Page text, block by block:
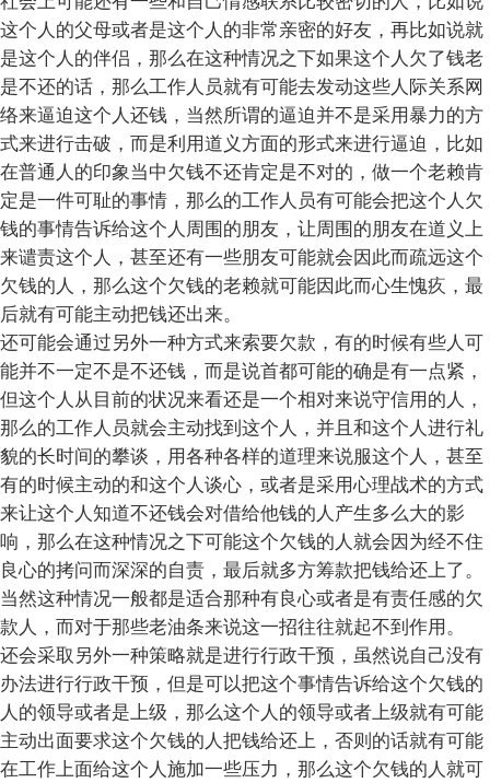
这个人的父母或者是这个人的非常亲密的好友，再比如说就
是这个人的伴侣，那么在这种情况之下如果这个人欠了钱老
是不还的话，那么工作人员就有可能去发动这些人际关系网
络来逼迫这个人还钱，当然所谓的逼迫并不是采用暴力的方
式来进行击破，而是利用道义方面的形式来进行逼迫，比如
在普通人的印象当中欠钱不还肯定是不对的，做一个老赖肯
定是一件可耻的事情，那么的工作人员有可能会把这个人欠
钱的事情告诉给这个人周围的朋友，让周围的朋友在道义上
来谴责这个人，甚至还有一些朋友可能就会因此而疏远这个
欠钱的人，那么这个欠钱的老赖就可能因此而心生愧疚，最
后就有可能主动把钱还出来。
还可能会通过另外一种方式来索要欠款，有的时候有些人可
能并不一定不是不还钱，而是说首都可能的确是有一点紧，
但这个人从目前的状况来看还是一个相对来说守信用的人，
那么的工作人员就会主动找到这个人，并且和这个人进行礼
貌的长时间的攀谈，用各种各样的道理来说服这个人，甚至
有的时候主动的和这个人谈心，或者是采用心理战术的方式
来让这个人知道不还钱会对借给他钱的人产生多么大的影
响，那么在这种情况之下可能这个欠钱的人就会因为经不住
良心的拷问而深深的自责，最后就多方筹款把钱给还上了。
当然这种情况一般都是适合那种有良心或者是有责任感的欠
款人，而对于那些老油条来说这一招往往就起不到作用。
还会采取另外一种策略就是进行行政干预，虽然说自己没有
办法进行行政干预，但是可以把这个事情告诉给这个欠钱的
人的领导或者是上级，那么这个人的领导或者上级就有可能
主动出面要求这个欠钱的人把钱给还上，否则的话就有可能
在工作上面给这个人施加一些压力，那么这个欠钱的人就可